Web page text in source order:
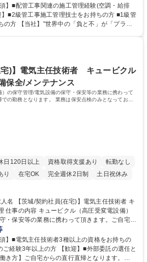
【研修】施工要領書を使用
務を覚えていただきます。先輩社員と同行して
程管理■品質管理■安全管理■下請け工事会社
】■配管工事関連の施工管理経験(空調・給排
級管工事施工管理技士をお持ちの方 ■1級管
」が「プラ
動車 2級管工事施工管理技士 1級管工事施工管
宅)】電気主任技術者 キュービクル
保全/メンテナンス
の保守管理/電気設備の保守・保安等の業務に携わって
の勤務となります。 業務は保安点検のみとなってお
ません。
日120日以上 資格取得支援あり
転勤なし
り 在宅OK 完全週休2日制
土日祝休み
）
・保安等の業務に携わって頂きます。ご自宅か
ます。 業務は保安点検のみとなっており、工事
変電設備）保安点
点検や精密点検が法令で義務付けられていま
検の他に24時間監視システムとキュービクルの
】■電気主任技術者3種以上の資格をお持ちの